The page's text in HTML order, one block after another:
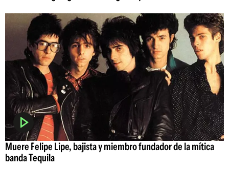
Muere Felipe Lipe, bajista y miembro fundador de la mítica
banda Tequila